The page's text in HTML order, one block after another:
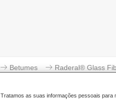
Betumes Raderal® Glass
Tratamos as suas informações pessoais